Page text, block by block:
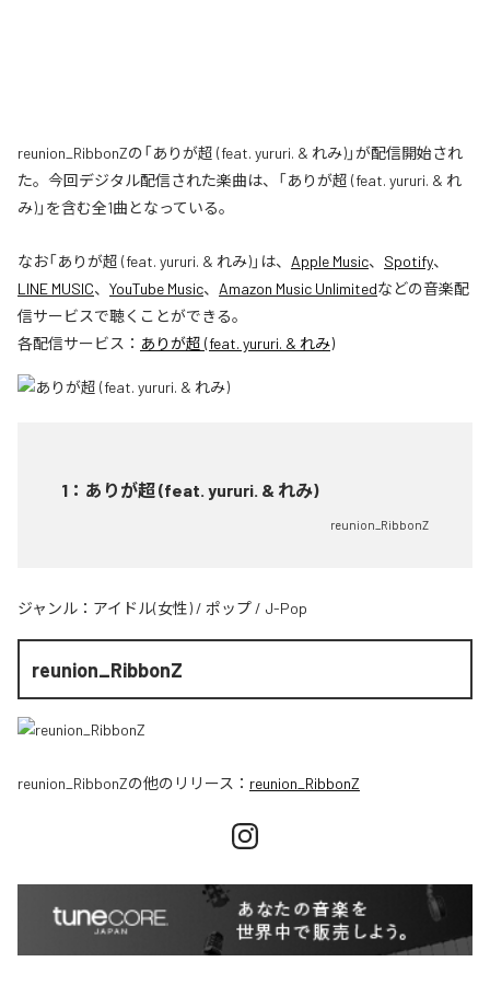
reunion_RibbonZの「ありが超 (feat. yururi. & れみ)」が配信開始され
た。今回デジタル配信された楽曲は、「ありが超 (feat. yururi. & れ
み)」を含む全1曲となっている。
なお「ありが超 (feat. yururi. & れみ)」は、 Apple Music、 Spotify、
LINE MUSIC、 YouTube Music、 Amazon Music Unlimitedなどの音楽配
信サービスで聴くことができる。
各配信サービス： ありが超 (feat. yururi. & れみ)
1 ： ありが超 (feat. yururi. & れみ)
reunion_RibbonZ
ジャンル： アイドル(女性) / ポップ / J-Pop
reunion_RibbonZ
reunion_RibbonZの他のリリース： reunion_RibbonZ